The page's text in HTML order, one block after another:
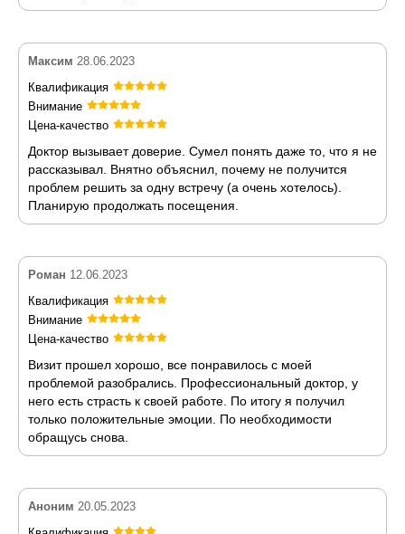
Максим 28.06.2023
Квалификация
Внимание
Цена-качество
Доктор вызывает доверие. Сумел понять даже то, что я не
рассказывал. Внятно объяснил, почему не получится
проблем решить за одну встречу (а очень хотелось).
Планирую продолжать посещения.
Роман 12.06.2023
Квалификация
Внимание
Цена-качество
Визит прошел хорошо, все понравилось с моей
проблемой разобрались. Профессиональный доктор, у
него есть страсть к своей работе. По итогу я получил
только положительные эмоции. По необходимости
обращусь снова.
Аноним 20.05.2023